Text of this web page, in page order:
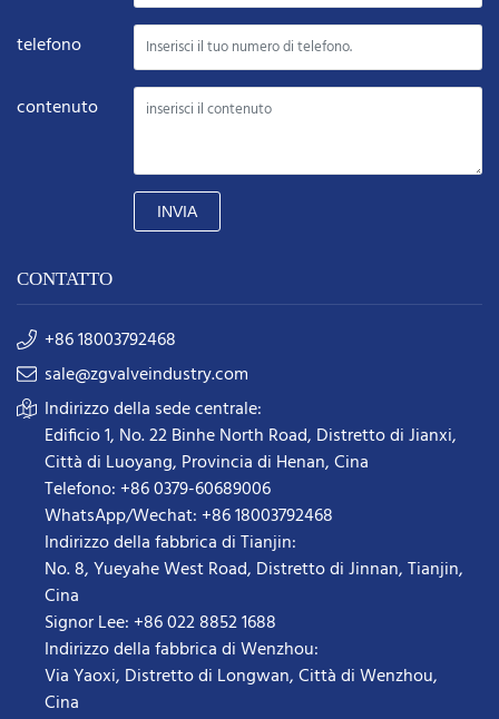
telefono
contenuto
INVIA
CONTATTO
+86 18003792468
sale@zgvalveindustry.com
Indirizzo della sede centrale:
Edificio 1, No. 22 Binhe North Road, Distretto di Jianxi,
Città di Luoyang, Provincia di Henan, Cina
Telefono: +86 0379-60689006
WhatsApp/Wechat: +86 18003792468
Indirizzo della fabbrica di Tianjin:
No. 8, Yueyahe West Road, Distretto di Jinnan, Tianjin,
Cina
Signor Lee: +86 022 8852 1688
Indirizzo della fabbrica di Wenzhou:
Via Yaoxi, Distretto di Longwan, Città di Wenzhou,
Cina